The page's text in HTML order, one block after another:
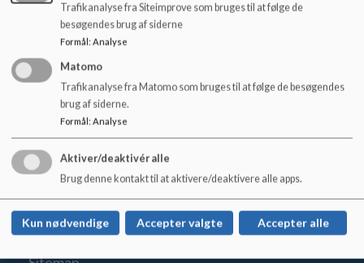
Dokumenter
Velkommen til Arken
Arken
Vindingevej 20, 2700 Brønshøj
susaet@kk.dk
+45 61 22 04 66
Tilgængelighedserklæring
Trafikanalyse fra Siteimprove som bruges til at følge de
besøgendes brug af siderne
Formål: Analyse
Matomo
Trafikanalyse fra Matomo som bruges til at følge de besøgendes
brug af siderne.
Formål: Analyse
Aktiver/deaktivér alle
Brug denne kontakt til at aktivere/deaktivere alle apps.
Kun nødvendige Accepter valgte Accepter alle